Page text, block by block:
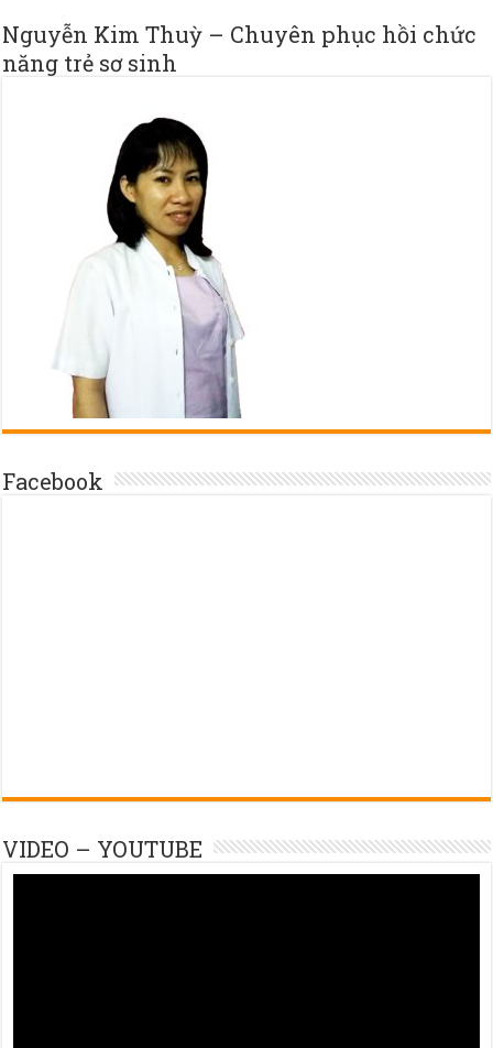
Nguyễn Kim Thuỳ – Chuyên phục hồi chức
năng trẻ sơ sinh
Facebook
VIDEO – YOUTUBE